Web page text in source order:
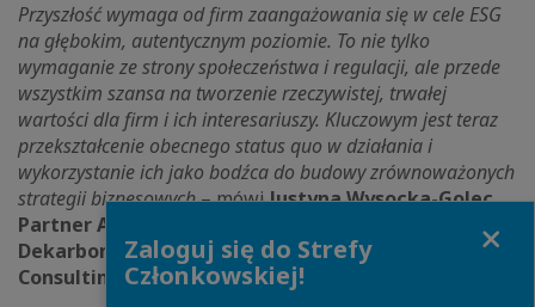
Przyszłość wymaga od firm zaangażowania się w cele ESG
na głębokim, autentycznym poziomie. To nie tylko
wymaganie ze strony społeczeństwa i regulacji, ale przede
wszystkim szansa na tworzenie rzeczywistej, trwałej
wartości dla firm i ich interesariuszy. Kluczowym jest teraz
przekształcenie obecnego status quo w działania i
wykorzystanie ich jako bodźca do budowy zrównoważonych
strategii biznesowych– mówiJustyna Wysocka-Golec,
Partner Associate, Liderka Zespołu ESG,
Dekarbonizacji i Bioróżnorodności w Dziale
Consultingu w KPMG w Polsce.
Zaloguj się do Strefy
Członkowskiej!